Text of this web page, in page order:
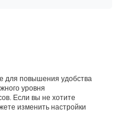
для повышения удобства
уровня
Если вы не хотите
изменить настройки